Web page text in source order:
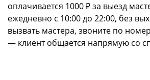
оплачивается 1000 ₽ за выезд
ежедневно с 10:00 до 22:00, без
вызвать мастера, звоните по
— клиент общается напрямую со